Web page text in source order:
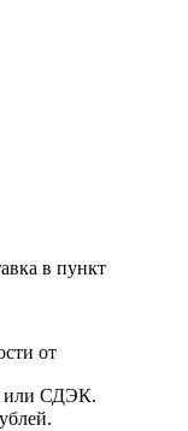
в пункт
от
или СДЭК.